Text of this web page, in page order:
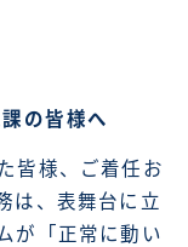
の皆様へ
皆様、ご着任お
は、表舞台に立
が「正常に動い